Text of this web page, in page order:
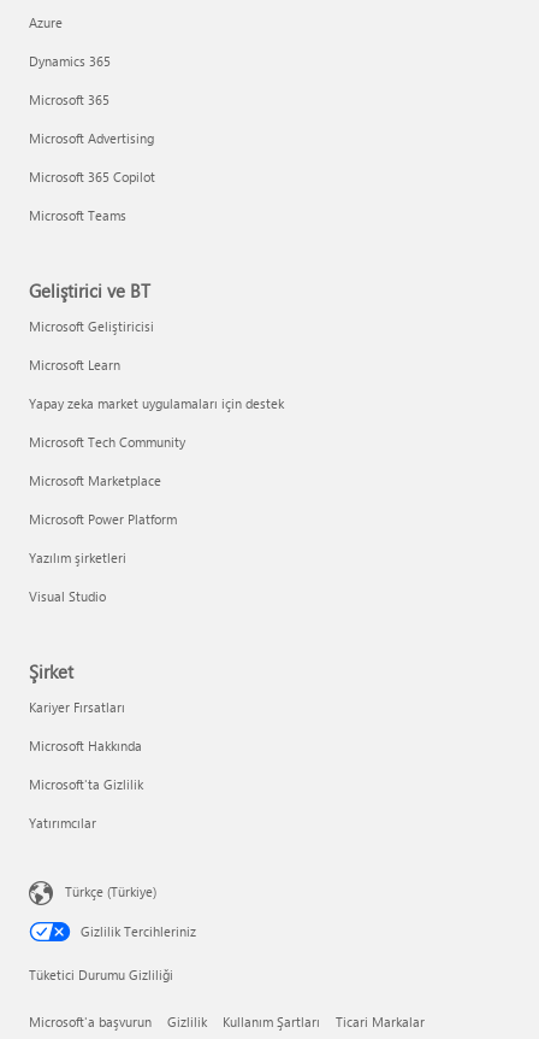
Azure
Dynamics 365
Microsoft 365
Microsoft Advertising
Microsoft 365 Copilot
Microsoft Teams
Geliştirici ve BT
Microsoft Geliştiricisi
Microsoft Learn
Yapay zeka market uygulamaları için destek
Microsoft Tech Community
Microsoft Marketplace
Microsoft Power Platform
Yazılım şirketleri
Visual Studio
Şirket
Kariyer Fırsatları
Microsoft Hakkında
Microsoft'ta Gizlilik
Yatırımcılar
Türkçe (Türkiye)
Gizlilik Tercihleriniz
Tüketici Durumu Gizliliği
Microsoft'a başvurun Gizlilik Kullanım Şartları Ticari Markalar